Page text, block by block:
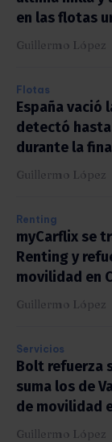
en las flotas
Guillermo López
Flotas
España vació
detectó
durante la
Guillermo López
Renting
myCarflix se
Renting y
movilidad en
Guillermo López
Servicios
Bolt refuerza
suma los de
de movilidad
Guillermo López